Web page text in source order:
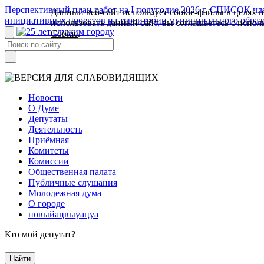
Перспективный план работ на I полугодие 2026 г. СПИСОК
инициативных проектов на территории муниципального
Новости
О Думе
Депутаты
Деятельность
Приёмная
Комитеты
Комиссии
Общественная палата
Публичные слушания
Молодежная дума
О городе
новыйацвыуацуа
Кто мой депутат?
Данный веб-сайт использует cookie-файлы в целях
использовать данный сайт, вы соглашаетесь с
Cookie.